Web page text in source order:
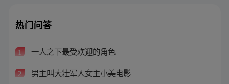
热门问答
1 一人之下最受欢迎的角色
2 男主叫大壮军人女主小美电影